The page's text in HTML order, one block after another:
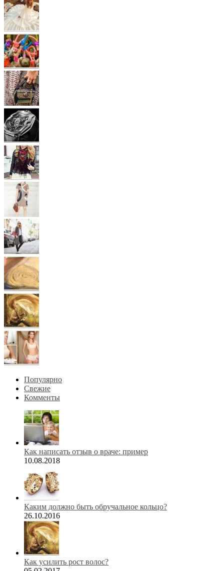
Популярно
Свежие
Комменты
Как написать отзыв о враче: пример
10.08.2018
Каким должно быть обручальное кольцо?
26.10.2016
Как усилить рост волос?